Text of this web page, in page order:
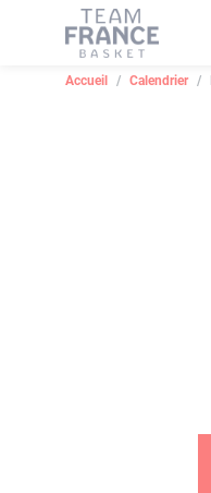
Accueil Calendrier
Panneau de gestion des cookies